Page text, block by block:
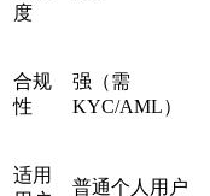
度
合规
性
强（需
KYC/AML）
适用
普通个人用户